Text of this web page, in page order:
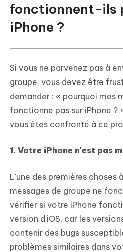
fonctionnent-ils
iPhone ?
Si vous ne parvenez pas à
groupe, vous devez être
demander : « pourquoi mes
fonctionne pas sur iPhone ?
vous êtes confronté à ce
1. Votre iPhone n'est pas
L'une des premières choses
messages de groupe ne
vérifier si votre iPhone
version d'iOS, car les
contenir des bugs
problèmes similaires dans